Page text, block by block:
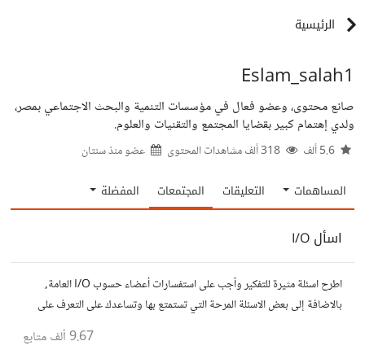
الرئيسية
Eslam_salah1
صانع محتوى، وعضو فعال في مؤسسات التنمية والبحث الاجتماعي بمصر،
ولدي إهتمام كبير بقضايا المجتمع والتقنيات والعلوم.
عضو منذسنتان
المساهمات التعليقات المجتمعات المفضلة
اسأل I/O
اطرح اسئلة مثيرة للتفكير وأجب على استفسارات أعضاء حسوب I/O العامة,
بالاضافة إلى بعض الاسئلة المرحة التي تستمتع بها وتساعدك على التعرف على
9.67 ألف متابع